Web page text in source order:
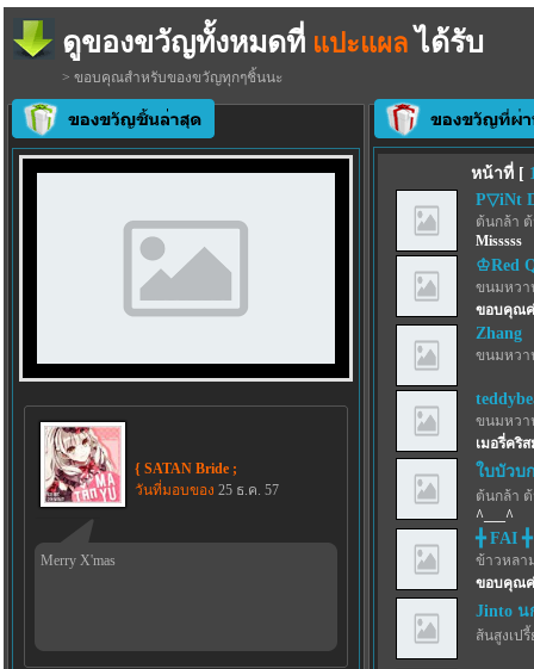
ดูของขวัญทั้งหมดที่ แปะแผล ได้รับ
> ขอบคุณสำหรับของขวัญทุกๆชิ้นนะ
{ SATAN Bride ;
วันที่มอบของ 25 ธ.ค. 57
Merry X'mas
หน้าที่ [
P▽iNt
ต้นกล้า
Misssss
♔Red
ขนมหวา
ขอบคุณค่
Zhang
ขนมหวา
ขนมหวา
เมอรี่คริ
ใบบัวบ
ต้นกล้า
^___^
╋ FAI ╋
ข้าวหลา
ขอบคุณค่
Jinto น
ส้นสูงเป